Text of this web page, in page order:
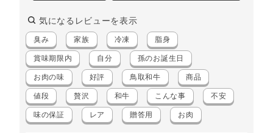
気になるレビューを表示
臭み 家族 冷凍 脂身
賞味期限内 自分 孫のお誕生日
お肉の味 好評 鳥取和牛 商品
値段 贅沢 和牛 こんな事 不安
味の保証 レア 贈答用 お肉